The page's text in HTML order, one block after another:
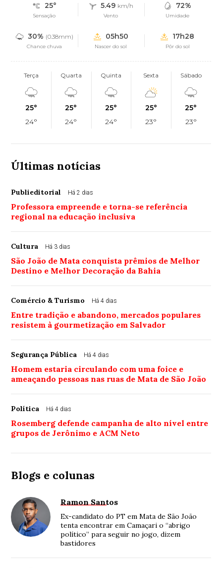
25°
Sensação
5.49 km/h
Vento
72%
Umidade
30% (0.38mm)
Chance chuva
05h50
Nascer do sol
17h28
Pôr do sol
Terça
25°
24°
Quarta
25°
24°
Quinta
25°
24°
Sexta
25°
23°
Sábado
25°
23°
Últimas notícias
Publieditorial Há 2 dias
Professora empreende e torna-se referência
regional na educação inclusiva
Cultura Há 3 dias
São João de Mata conquista prêmios de Melhor
Destino e Melhor Decoração da Bahia
Comércio & Turismo Há 4 dias
Entre tradição e abandono, mercados populares
resistem à gourmetização em Salvador
Segurança Pública Há 4 dias
Homem estaria circulando com uma foice e
ameaçando pessoas nas ruas de Mata de São João
Política Há 4 dias
Rosemberg defende campanha de alto nível entre
grupos de Jerônimo e ACM Neto
Blogs e colunas
Ramon Santos
Ex-candidato do PT em Mata de São João
tenta encontrar em Camaçari o “abrigo
político” para seguir no jogo, dizem
bastidores